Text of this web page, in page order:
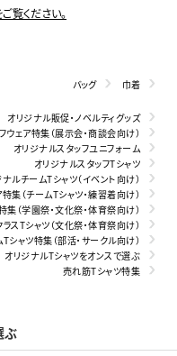
覧ください。
バッグ 巾着
オリジナル販促・ノベルティグッズ
ウェア特集（展示会・商談会向け）
オリジナルスタッフユニフォーム
オリジナルスタッフTシャツ
ルチームTシャツ（イベント向け）
集（チームTシャツ・練習着向け）
集（学園祭・文化祭・体育祭向け）
ラスTシャツ（文化祭・体育祭向け）
シャツ特集（部活・サークル向け）
オリジナルTシャツをオンスで選ぶ
売れ筋Tシャツ特集
ぶ